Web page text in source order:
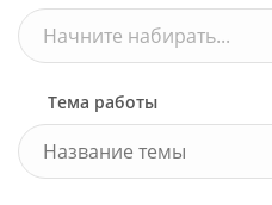
Начните набирать...
Тема работы